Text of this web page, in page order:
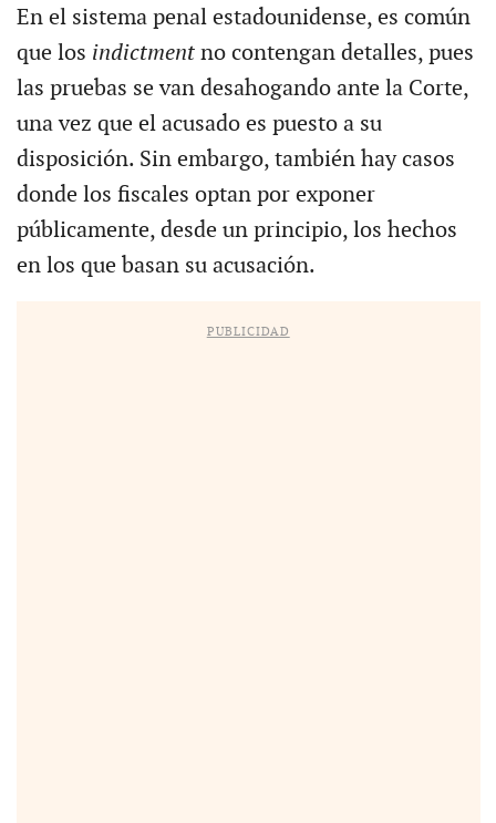
En el sistema penal estadounidense, es común
que los indictmentno contengan detalles, pues
las pruebas se van desahogando ante la Corte,
una vez que el acusado es puesto a su
disposición. Sin embargo, también hay casos
donde los fiscales optan por exponer
públicamente, desde un principio, los hechos
en los que basan su acusación.
PUBLICIDAD